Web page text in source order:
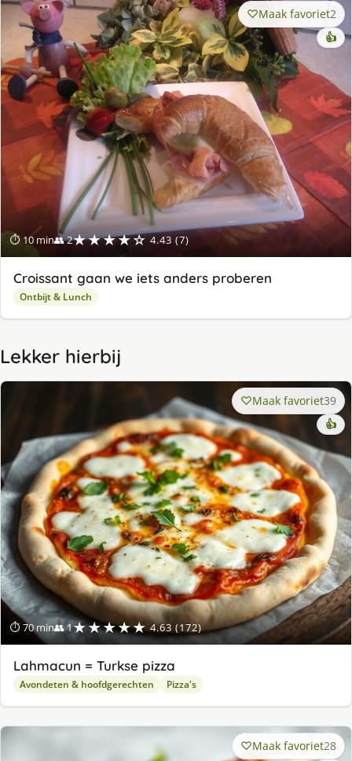
⏱ 10 min👥 2★★★★☆ 4.43 (7)
Maak favoriet2
👍
Croissant gaan we iets anders proberen
Ontbijt & Lunch
Lekker hierbij
⏱ 70 min👥 1★★★★★ 4.63 (172)
Maak favoriet39
👍
Lahmacun = Turkse pizza
Avondeten & hoofdgerechten Pizza's
Maak favoriet28